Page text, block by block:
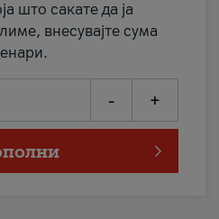
што сакате да ја
внесувајте сума
- +